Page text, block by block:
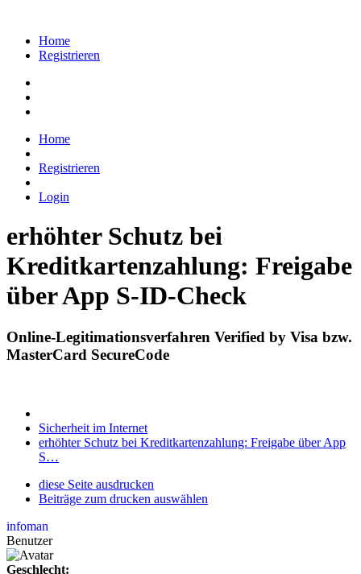
Home
Registrieren
Home
Registrieren
Login
erhöhter Schutz bei
Kreditkartenzahlung: Freigabe
über App S-ID-Check
Online-Legitimationsverfahren Verified by Visa bzw.
MasterCard SecureCode
Sicherheit im Internet
erhöhter Schutz bei Kreditkartenzahlung: Freigabe über App
S…
diese Seite ausdrucken
Beiträge zum drucken auswählen
infoman
Benutzer
Geschlecht: